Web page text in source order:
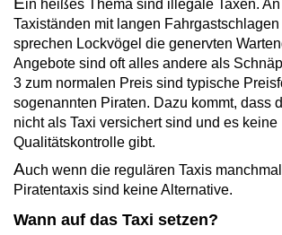
in heißes Thema sind illegale Taxen.
Taxiständen mit langen
sprechen Lockvögel die genervten
Angebote sind oft alles andere als
3 zum normalen Preis sind typische
sogenannten Piraten. Dazu kommt, dass
nicht als Taxi versichert sind und es keine
Qualitätskontrolle gibt.
Auch wenn die regulären Taxis
Piratentaxis sind keine Alternative.
Wann auf das Taxi setzen?